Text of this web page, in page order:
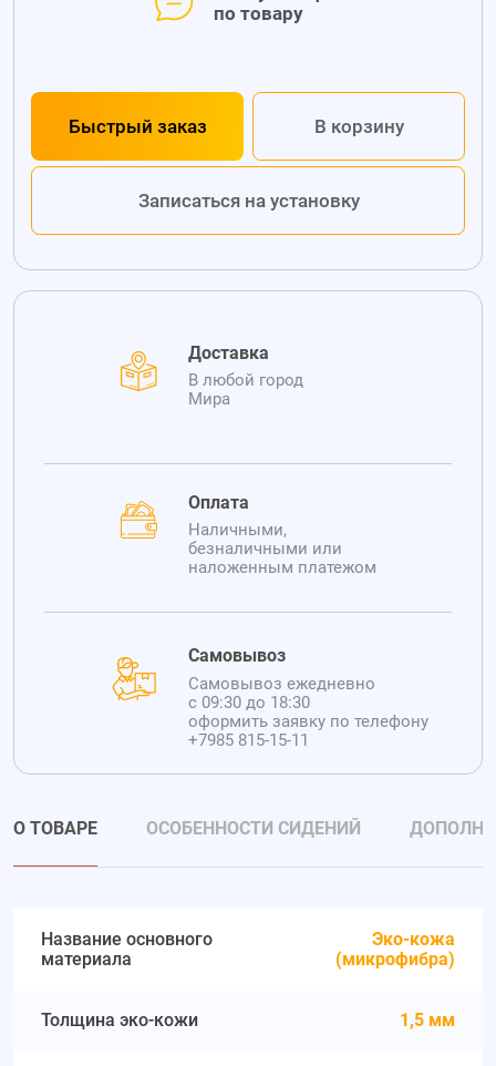
по товару
Быстрый заказ В корзину
Записаться на установку
Доставка
В любой город
Мира
Оплата
Наличными,
безналичными или
наложенным платежом
Самовывоз
Самовывоз ежедневно
с 09:30 до 18:30
оформить заявку по телефону
+7985 815-15-11
О ТОВАРЕ ОСОБЕННОСТИ СИДЕНИЙ
Название основного
материала
Эко-кожа
(микрофибра)
Толщина эко-кожи 1,5 мм